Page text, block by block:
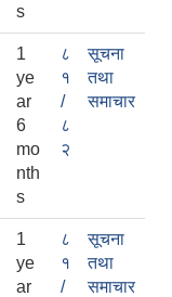
s
1
ye
ar
6
mo
nth
s
८
१
/
८
२
सूचना
तथा
समाचार
1
ye
ar
८
१
/
सूचना
तथा
समाचार